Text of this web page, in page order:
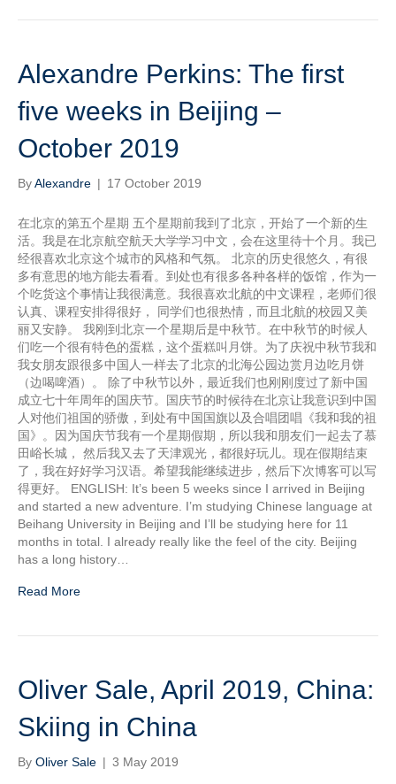
Alexandre Perkins: The first
five weeks in Beijing –
October 2019
ByAlexandre | 17 October 2019
在北京的第五个星期 五个星期前我到了北京，开始了一个新的生
活。我是在北京航空航天大学学习中文，会在这里待十个月。我已
经很喜欢北京这个城市的风格和气氛。 北京的历史很悠久，有很
多有意思的地方能去看看。到处也有很多各种各样的饭馆，作为一
个吃货这个事情让我很满意。我很喜欢北航的中文课程，老师们很
认真、课程安排得很好， 同学们也很热情，而且北航的校园又美
丽又安静。 我刚到北京一个星期后是中秋节。在中秋节的时候人
们吃一个很有特色的蛋糕，这个蛋糕叫月饼。为了庆祝中秋节我和
我女朋友跟很多中国人一样去了北京的北海公园边赏月边吃月饼
（边喝啤酒）。 除了中秋节以外，最近我们也刚刚度过了新中国
成立七十年周年的国庆节。国庆节的时候待在北京让我意识到中国
人对他们祖国的骄傲，到处有中国国旗以及合唱团唱《我和我的祖
国》。因为国庆节我有一个星期假期，所以我和朋友们一起去了慕
田峪长城， 然后我又去了天津观光，都很好玩儿。现在假期结束
了，我在好好学习汉语。希望我能继续进步，然后下次博客可以写
得更好。 ENGLISH: It’s been 5 weeks since I arrived in Beijing
and started a new adventure. I’m studying Chinese language at
Beihang University in Beijing and I’ll be studying here for 11
months in total. I already really like the feel of the city. Beijing
has a long history…
Read More
Oliver Sale, April 2019, China:
Skiing in China
By Oliver Sale | 3 May 2019